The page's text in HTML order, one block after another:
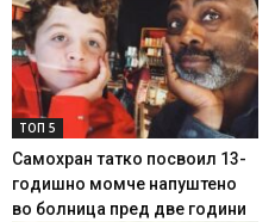
ТОП 5
Самохран татко посвоил 13-
годишно момче напуштено
во болница пред две години